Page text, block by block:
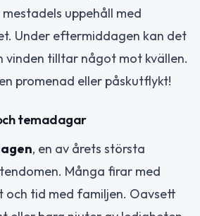
uppehåll med
Under eftermiddagen kan det
vinden tilltar något mot kvällen.
promenad eller påskutflykt!
temadagar
, en av årets största
Många firar med
och tid med familjen. Oavsett